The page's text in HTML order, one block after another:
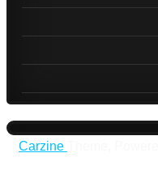
Carzine